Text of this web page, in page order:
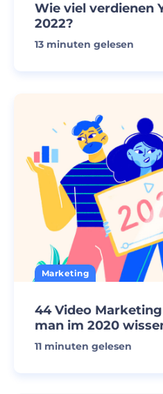
Wie viel verdienen
2022?
13 minuten gelesen
Marketing
44 Video
man im 2020
11 minuten gelesen